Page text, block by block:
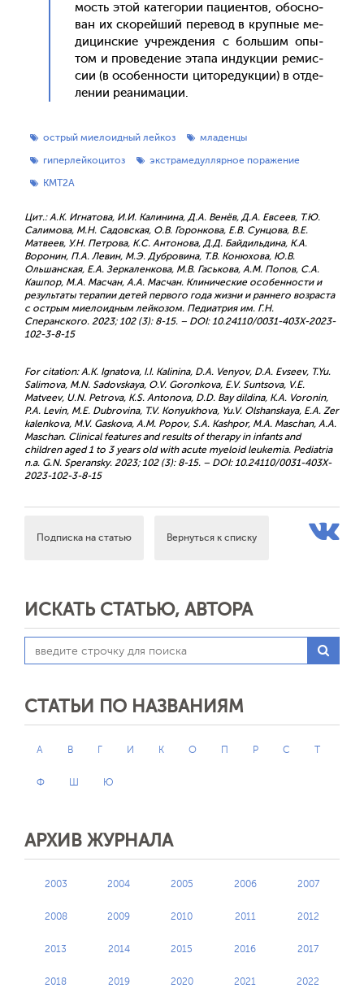
мость этой ка­тего­рии па­ци­ен­тов, обос­но­
ван их ско­рей­ший пе­ревод в круп­ные ме­
дицин­ские уч­режде­ния c боль­шим опы­
том и про­веде­ние эта­па ин­дукции ре­мис­
сии (в осо­бен­ности ци­торе­дук­ции) в от­де­
лении ре­ани­мации.
острый миелоидный лейкоз
младенцы
гиперлейкоцитоз
экстрамедуллярное поражение
KMT2A
Цит.: А.К. Игнатова, И.И. Калинина, Д.А. Венёв, Д.А. Евсеев, Т.Ю.
Салимова, М.Н. Садовская, О.В. Горонкова, Е.В. Сунцова, В.Е.
Матвеев, У.Н. Петрова, К.С. Антонова, Д.Д. Байдильдина, К.А.
Воронин, П.А. Левин, М.Э. Дубровина, Т.В. Конюхова, Ю.В.
Ольшанская, Е.А. Зеркаленкова, М.В. Гаськова, А.М. Попов, С.А.
Кашпор, М.А. Масчан, А.А. Масчан. Клинические особенности и
результаты терапии детей первого года жизни и раннего возраста
с острым миелоидным лейкозом. Педиатрия им. Г.Н.
Сперанского. 2023; 102 (3): 8-15. – DOI: 10.24110/0031-403X-2023-
102-3-8-15
For citation: A.K. Ignatova, I.I. Kalinina, D.A. Venyov, D.A. Evseev, T.Yu.
Salimova, M.N. Sadovskaya, O.V. Goronkova, E.V. Suntsova, V.E.
Matveev, U.N. Petrova, K.S. Antonova, D.D. Bay dildina, K.A. Voronin,
P.A. Levin, M.E. Dubrovina, T.V. Konyukhova, Yu.V. Olshanskaya, E.A. Zer
kalenkova, M.V. Gaskova, A.M. Popov, S.A. Kashpor, M.A. Maschan, A.A.
Maschan. Clinical features and results of therapy in infants and
children aged 1 to 3 years old with acute myeloid leukemia. Pediatria
n.a. G.N. Speransky. 2023; 102 (3): 8-15. – DOI: 10.24110/0031-403X-
2023-102-3-8-15
Подписка на статью Вернуться к списку
ИСКАТЬ СТАТЬЮ, АВТОРА
СТАТЬИ ПО НАЗВАНИЯМ
А В Г И К О П Р С Т
Ф Ш Ю
АРХИВ ЖУРНАЛА
2003 2004 2005 2006 2007
2008 2009 2010 2011 2012
2013 2014 2015 2016 2017
2018 2019 2020 2021 2022